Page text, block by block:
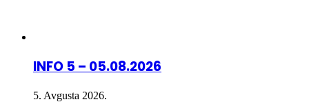
INFO 5 – 05.08.2026
5. Avgusta 2026.